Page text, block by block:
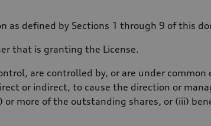
as defined by Sections 1 through 9 of this
that is granting the License.
are controlled by, or are under common
or indirect, to cause the direction or
more of the outstanding shares, or (iii)